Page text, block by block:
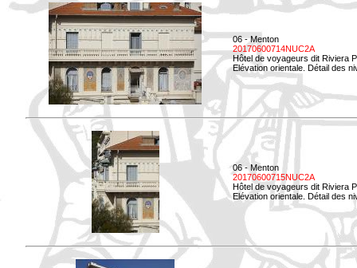
06 - Menton
20170600714NUC2A
Hôtel de voyageurs dit Riviera
Elévation orientale. Détail des
06 - Menton
20170600715NUC2A
Hôtel de voyageurs dit Riviera
Elévation orientale. Détail des